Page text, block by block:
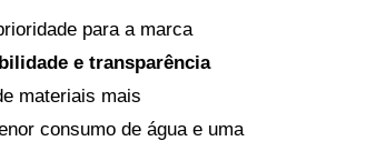
para a marca
e transparência
materiais mais
consumo de água e uma